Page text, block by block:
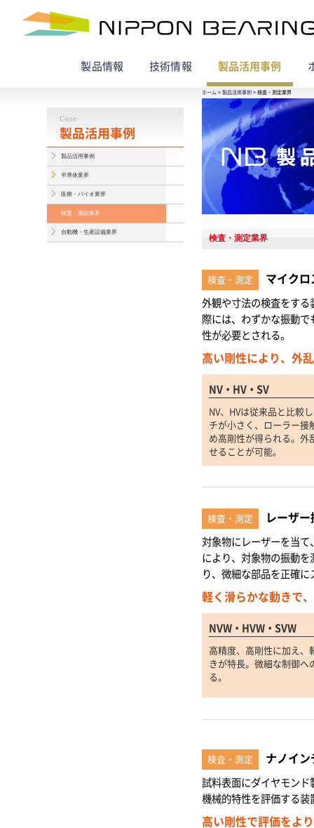
製品情報 技術情報 製品活用事例
製品活用事例
半導体業界
医療・バイオ業界
検査・測定業界
自動機・生産設備業界
ホーム > 製品活用事例 > 検査・測定業界
検査・測定業界
検査・測定 マイクロ
外観や寸法の検査をする
際には、わずかな振動
性が必要とされる。
高い剛性により、外
NV・HV・SV
NV、HVは従来品と比較
チが小さく、ローラー接
め高剛性が得られる。外
せることが可能。
検査・測定 レーザー
対象物にレーザーを当て
により、対象物の振動
り、微細な部品を正確
軽く滑らかな動きで
NVW・HVW・SVW
高精度、高剛性に加え、
きが特長。微細な制御へ
る。
検査・測定 ナノイン
試料表面にダイヤモンド
機械的特性を評価する装
高い剛性で評価をよ